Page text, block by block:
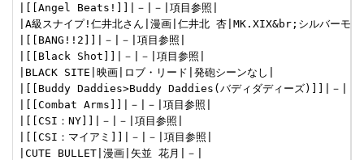
|[[Angel Beats!]]|－|－|項目参照|
|A級スナイプ!仁井北さん|漫画|仁井北 杏|MK.XIX&br;シルバー
|[[BANG!!2]]|－|－|項目参照|
|[[Black Shot]]|－|－|項目参照|
|BLACK SITE|映画|ロブ・リード|発砲シーンなし|
|[[Buddy Daddies>Buddy Daddies(バディダディーズ)]]|－|－|
|[[Combat Arms]]|－|－|項目参照|
|[[CSI：NY]]|－|－|項目参照|
|[[CSI：マイアミ]]|－|－|項目参照|
|CUTE BULLET|漫画|矢並 花月|－|